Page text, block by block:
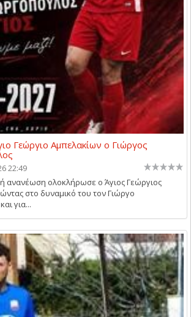
Γεώργιο Αμπελακίων ο Γιώργος
22:49
ανανέωση ολοκλήρωσε ο Άγιος Γεώργιος
στο δυναμικό του τον Γιώργο
για...